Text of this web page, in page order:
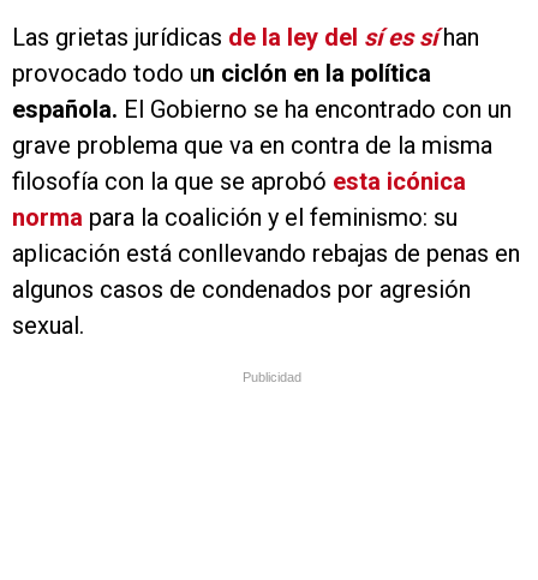
Las grietas jurídicas de la ley del sí es sí han
provocado todo un ciclón en la política
española. El Gobierno se ha encontrado con un
grave problema que va en contra de la misma
filosofía con la que se aprobó esta icónica
norma para la coalición y el feminismo: su
aplicación está conllevando rebajas de penas en
algunos casos de condenados por agresión
sexual.
Publicidad